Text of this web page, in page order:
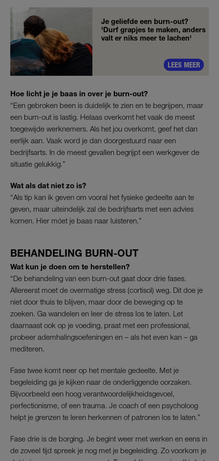
Je geliefde een burn-out?
'Durf grapjes te maken, anders
valt er niks meer te lachen'
LEES MEER
Hoe licht je je baas in over je burn-out?
“Een gebroken been is duidelijk te zien en te begrijpen, maar
een burn-out is lastig. Helaas overkomt het vaak de meest
toegewijde werknemers. Als het jou overkomt, geef het dan
eerlijk aan. Vaak word je dan doorgestuurd naar een
bedrijfsarts. In de meest gevallen begrijpt een werkgever de
situatie gelukkig.”
Wat als dat niet zo is?
“Als tip kan ik geven om vooral het fysieke gedeelte aan te
geven, maar uiteindelijk zal de bedrijfsarts met een advies
komen. Hier móet je baas naar luisteren.”
BEHANDELING BURN-OUT
Wat kun je doen om te herstellen?
“De behandeling van een burn-out gaat door drie fases.
Allereerst moet de overmatige stress (cortisol) weg. Dit doe je
niet door thuis te blijven, maar door de beweging op te
zoeken. Ga wandelen en leer de stress los te laten. Let
daarnaast ook op je voeding, praat met een professional,
probeer ademhalingsoefeningen en – als het even kan – ga
mediteren.
Fase twee komt neer op het mentale gedeelte. Met je
begeleiding ga je kijken naar de onderliggende oorzaken.
Bijvoorbeeld een hoog verantwoordelijkheidsgevoel,
perfectionisme, of een trauma. Je coach of een psycholoog
helpt je grenzen te leren herkennen of patronen los te laten.”
Fase drie is de borging. Je begint weer met werken en eens in
de zoveel tijd spreek je nog met je begeleiding. Zo voorkom je